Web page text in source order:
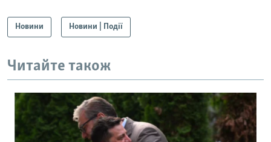
Новини Новини | Події
Читайте також